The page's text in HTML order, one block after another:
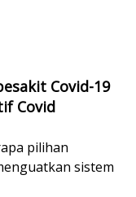
Covid-19
Covid
pilihan
sistem